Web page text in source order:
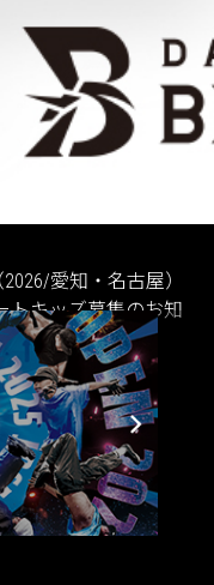
愛知・名古屋）
トキッズ募集のお知